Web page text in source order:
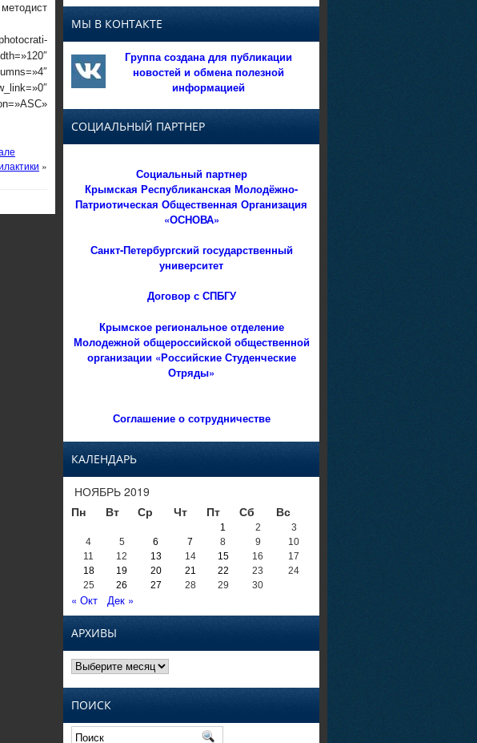
»
МЫ В КОНТАКТЕ
Группа создана для публикации
новостей и обмена полезной
информацией
СОЦИАЛЬНЫЙ ПАРТНЕР
Социальный партнер
Крымская Республиканская Молодёжно-
Патриотическая Общественная Организация
«ОСНОВА»
Санкт-Петербургский государственный
университет
Договор с СПБГУ
Крымское региональное отделение
Молодежной общероссийской общественной
организации «Российские Студенческие
Отряды»
Соглашение о сотрудничестве
КАЛЕНДАРЬ
НОЯБРЬ 2019
Пн
Вт Ср Чт Пт Сб Вс
1 2
3
4
5 6 7 8 9
10
11
12 13 14 15 16
17
18
19 20 21 22 23
24
25
26 27 28 29 30
« Окт Дек »
АРХИВЫ
Архивы
ПОИСК